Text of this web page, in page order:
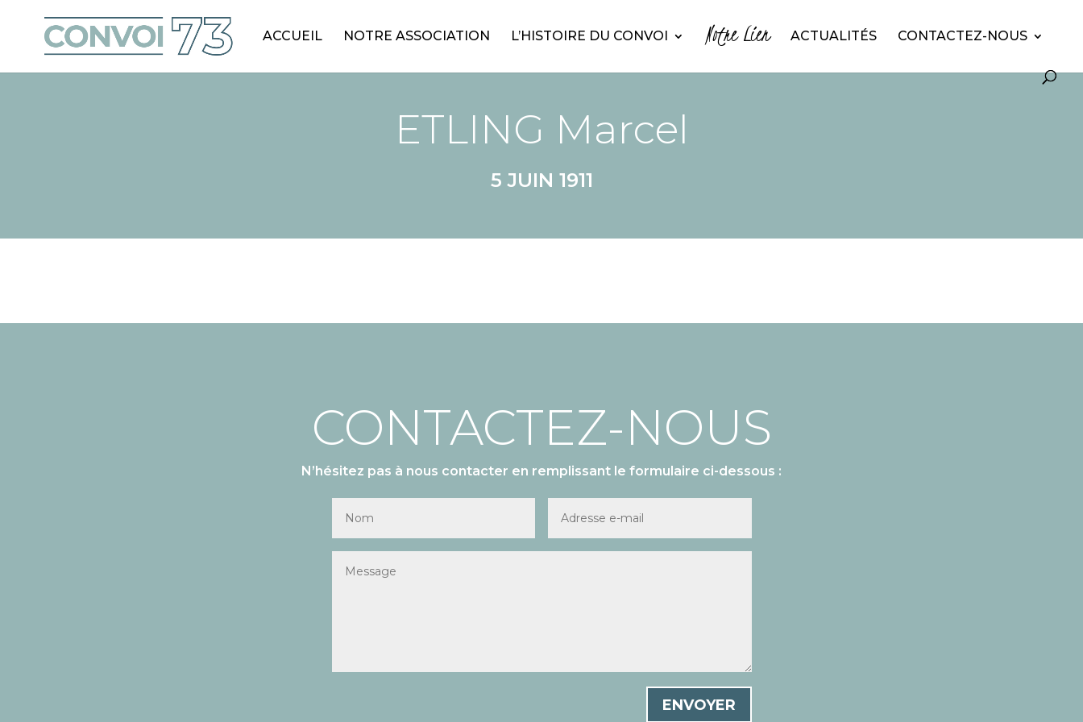
ACCUEIL NOTRE ASSOCIATION L’HISTOIRE DU CONVOI Notre Lien ACTUALITÉS CONTACTEZ-NOUS
ETLING Marcel
5 JUIN 1911
CONTACTEZ-NOUS
N’hésitez pas à nous contacter en remplissant le formulaire ci-dessous :
ENVOYER